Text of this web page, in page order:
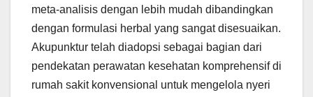
meta-analisis dengan lebih mudah dibandingkan
dengan formulasi herbal yang sangat disesuaikan.
Akupunktur telah diadopsi sebagai bagian dari
pendekatan perawatan kesehatan komprehensif di
rumah sakit konvensional untuk mengelola nyeri